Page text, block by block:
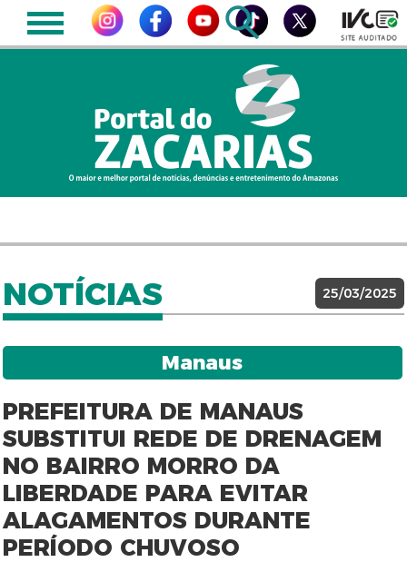
NOTÍCIAS 25/03/2025
Manaus
PREFEITURA DE MANAUS
SUBSTITUI REDE DE DRENAGEM
NO BAIRRO MORRO DA
LIBERDADE PARA EVITAR
ALAGAMENTOS DURANTE
PERÍODO CHUVOSO